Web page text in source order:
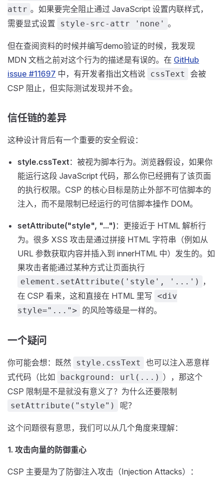
attr 。如果要完全阻止通过 JavaScript 设置内联样式，
需要显式设置
style-src-attr 'none' 。
但在查阅资料的时候并编写demo验证的时候，我发现
MDN 文档之前对这个行为的描述是有误的。在 GitHub
issue #11697 中，有开发者指出文档说 cssText
会被
CSP 阻止，但实际测试发现并不会。
信任链的差异
这种设计背后有一个重要的安全假设：
style.cssText：被视为脚本行为。浏览器假设，如果你
能运行这段 JavaScript 代码，那么你已经拥有了该页面
的执行权限。CSP 的核心目标是防止外部不可信脚本的
注入，而不是限制已经运行的可信脚本操作 DOM。
setAttribute("style", "...") ：更接近于 HTML 解析行
为。很多 XSS 攻击是通过拼接 HTML 字符串（例如从
URL 参数获取内容并插入到 innerHTML 中）发生的。如
果攻击者能通过某种方式让页面执行
element.setAttribute('style', '...') ，
在 CSP 看来，这和直接在 HTML 里写 <div
style="...">
的风险等级是一样的。
一个疑问
你可能会想：既然 style.cssText
也可以注入恶意样
式代码（比如
background: url(...) ），那这个
CSP 限制是不是就没有意义了？为什么还要限制
setAttribute("style") 呢？
这个问题很有意思，我们可以从几个角度来理解：
1. 攻击向量的防御重心
CSP 主要是为了防御注入攻击（Injection Attacks）：